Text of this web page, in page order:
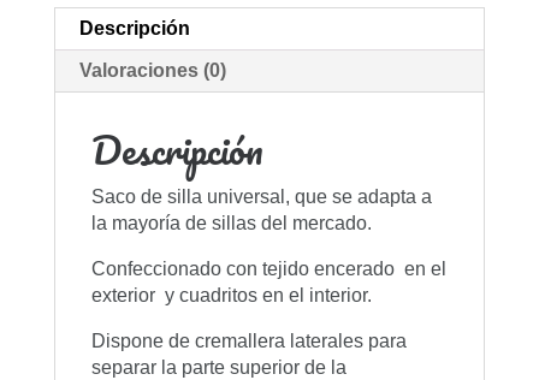
Descripción
Valoraciones (0)
Descripción
Saco de silla universal, que se adapta a
la mayoría de sillas del mercado.
Confeccionado con tejido encerado en el
exterior y cuadritos en el interior.
Dispone de cremallera laterales para
separar la parte superior de la